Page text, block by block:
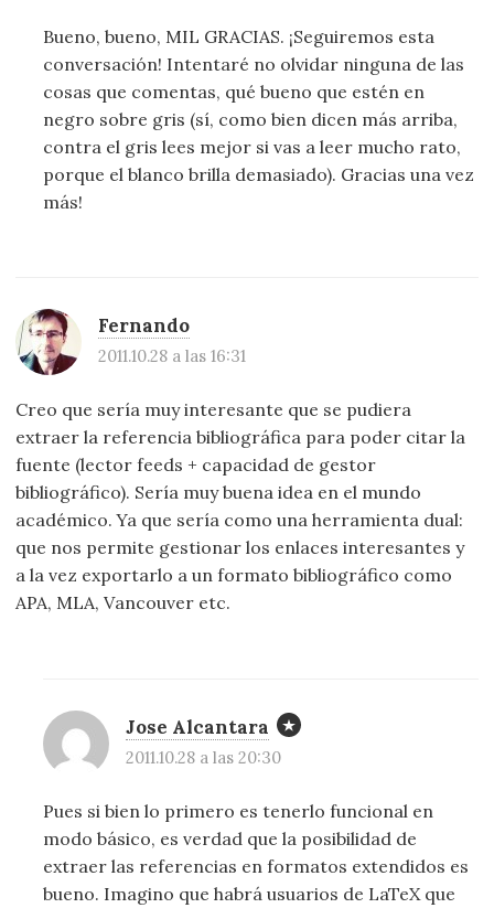
Bueno, bueno, MIL GRACIAS. ¡Seguiremos esta
conversación! Intentaré no olvidar ninguna de las
cosas que comentas, qué bueno que estén en
negro sobre gris (sí, como bien dicen más arriba,
contra el gris lees mejor si vas a leer mucho rato,
porque el blanco brilla demasiado). Gracias una vez
más!
Fernando
2011.10.28 a las 16:31
Creo que sería muy interesante que se pudiera
extraer la referencia bibliográfica para poder citar la
fuente (lector feeds + capacidad de gestor
bibliográfico). Sería muy buena idea en el mundo
académico. Ya que sería como una herramienta dual:
que nos permite gestionar los enlaces interesantes y
a la vez exportarlo a un formato bibliográfico como
APA, MLA, Vancouver etc.
Jose Alcantara
2011.10.28 a las 20:30
Pues si bien lo primero es tenerlo funcional en
modo básico, es verdad que la posibilidad de
extraer las referencias en formatos extendidos es
bueno. Imagino que habrá usuarios de LaTeX que